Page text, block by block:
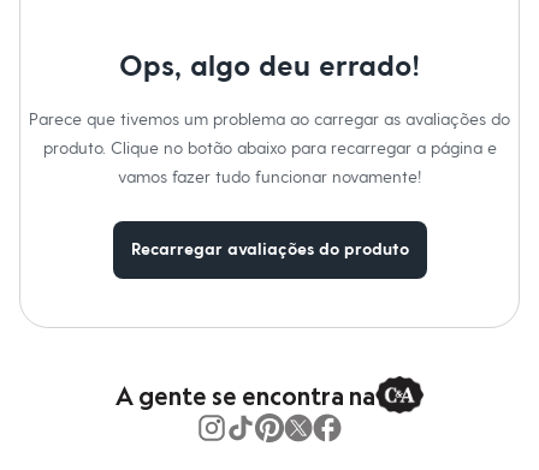
Roupas
Bermudas
Camisas
Casacos e Jaquetas
Bolsas e Mochilas
Chapéus e Bonés
Ops, algo deu errado!
Parece que tivemos um problema ao carregar as avaliações do
produto. Clique no botão abaixo para recarregar a página e
vamos fazer tudo funcionar novamente!
Recarregar avaliações do produto
A gente se encontra na